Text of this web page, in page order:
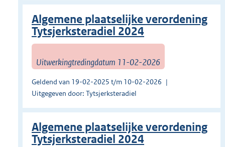
Algemene plaatselijke verordening
Tytsjerksteradiel 2024
Uitwerkingtredingdatum 11-02-2026
Geldend van 19-02-2025 t/m 10-02-2026
Uitgegeven door: Tytsjerksteradiel
Algemene plaatselijke verordening
Tytsjerksteradiel 2024